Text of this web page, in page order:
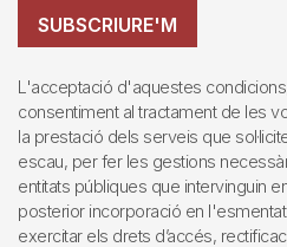
SUBSCRIURE'M
L'acceptació d'aquestes
consentiment al tractament de les
la prestació dels serveis que
escau, per fer les gestions
entitats públiques que intervinguin
posterior incorporació en
exercitar els drets d’accés,